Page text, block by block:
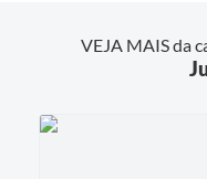
VEJA MAIS da